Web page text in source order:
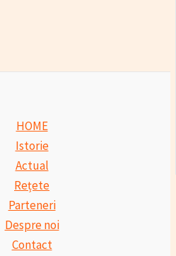
HOME
Istorie
Actual
Rețete
Parteneri
Despre noi
Contact